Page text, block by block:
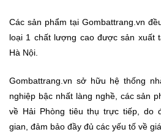
Các sản phẩm tại Gombattrang.vn
loại 1 chất lượng cao được sản xuất
Hà Nội.
Gombattrang.vn sở hữu hệ thống
nghiệp bậc nhất làng nghề, các sản
về Hải Phòng tiêu thụ trực tiếp, do
gian, đảm bảo đầy đủ các yếu tố về